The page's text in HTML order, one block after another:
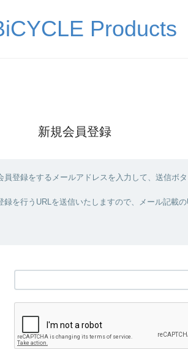
Products
新規会員登録
登録をするメールアドレスを入力して、送信ボタ
を行うURLを送信いたしますので、メール記載の